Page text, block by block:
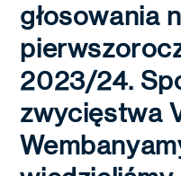
głosowania
2023/24.
zwycięstwa